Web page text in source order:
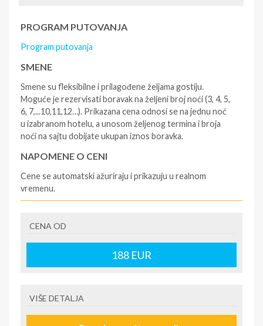
PROGRAM PUTOVANJA
Program putovanja
SMENE
Smene su fleksibilne i prilagođene željama gostiju.
Moguće je rezervisati boravak na željeni broj noći (3, 4, 5,
6, 7,...10,11,12…). Prikazana cena odnosi se na jednu noć
u izabranom hotelu, a unosom željenog termina i broja
noći na sajtu dobijate ukupan iznos boravka.
NAPOMENE O CENI
Cene se automatski ažuriraju i prikazuju u realnom
vremenu.
- rezervisane i potvrđene usluge u izabranoj smeštajnoj
jedinici prema opisu - korišćenje hotelskih sadržaja
prema opisu - uslugu rezervacije - organizaciju
putovanja
krizu) na destinaciji, plaćaju se na recepciji
CENA OD
188 EUR
VIŠE DETALJA